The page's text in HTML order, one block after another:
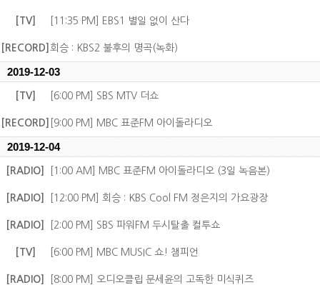
[TV] [11:35 PM] EBS1 별일 없이 산다
[RECORD] 회승 : KBS2 불후의 명곡(녹화)
2019-12-03
[TV] [6:00 PM] SBS MTV 더쇼
[RECORD] [9:00 PM] MBC 표준FM 아이돌라디오
2019-12-04
[RADIO] [1:00 AM] MBC 표준FM 아이돌라디오 (3일 녹음본)
[RADIO] [12:00 PM] 회승 : KBS Cool FM 정은지의 가요광장
[RADIO] [2:00 PM] SBS 파워FM 두시탈출 컬투쇼
[TV] [6:00 PM] MBC MUSIC 쇼! 챔피언
[RADIO] [8:00 PM] 오디오클립 문세윤의 고독한 미식퀴즈